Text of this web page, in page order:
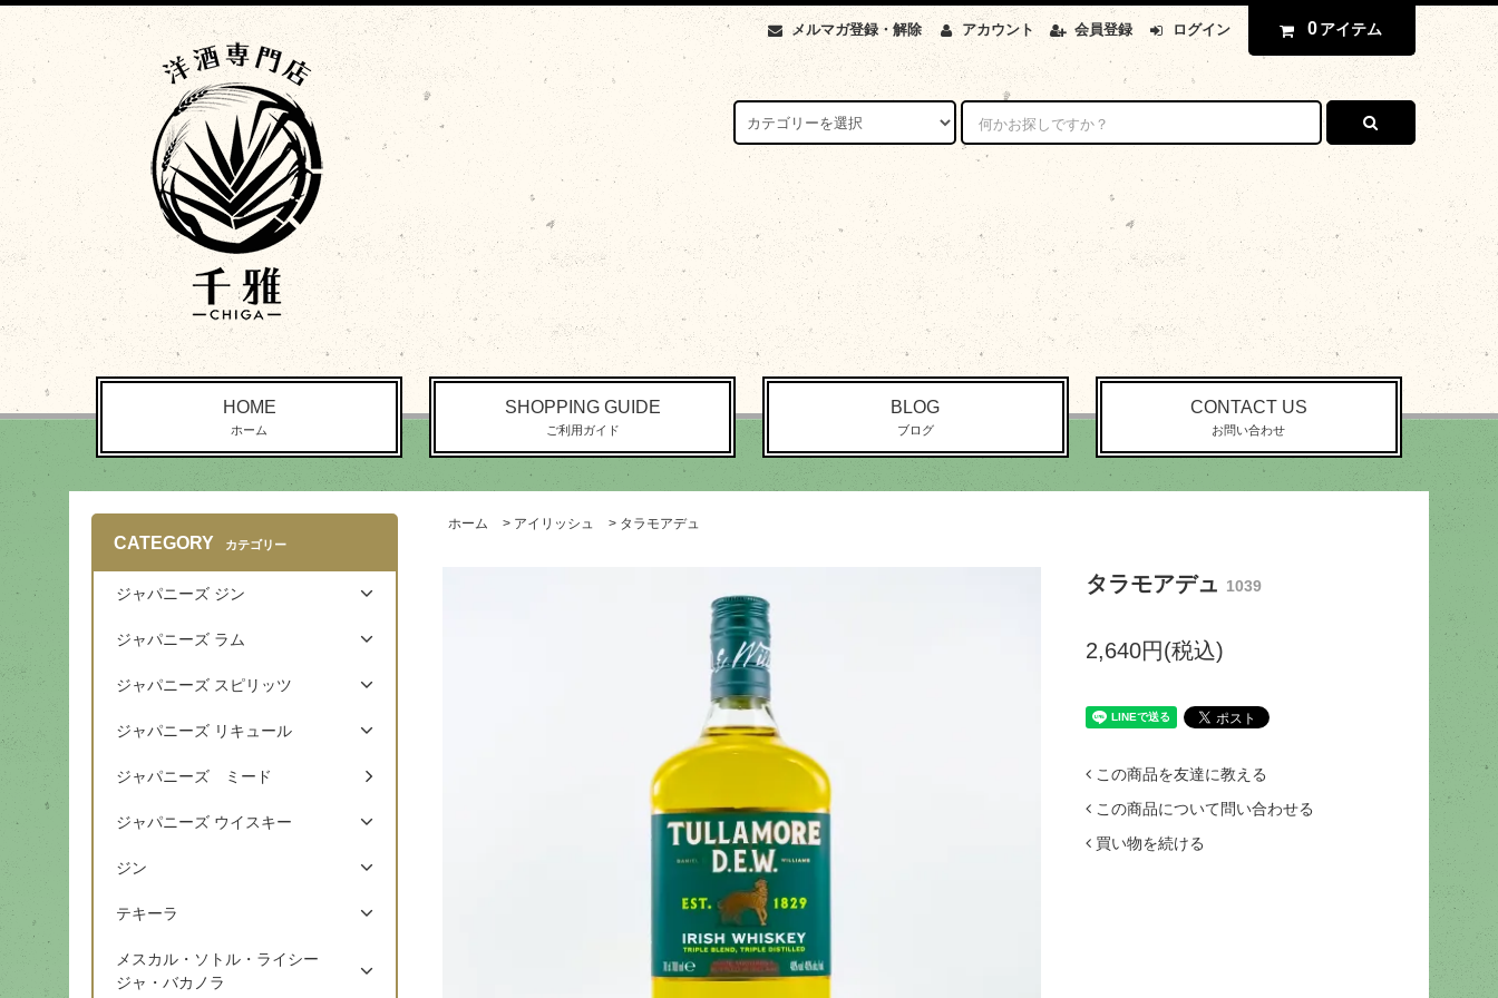
メルマガ登録・解除 アカウント 会員登録 ログイン 0 アイテム
HOME
ホーム
SHOPPING GUIDE
ご利用ガイド
BLOG
ブログ
CONTACT US
お問い合わせ
ホーム > アイリッシュ > タラモアデュ
タラモアデュ 1039
2,640円(税込)
この商品を友達に教える
この商品について問い合わせる
買い物を続ける
CATEGORY カテゴリー
ジャパニーズ ジン
ジャパニーズ ラム
ジャパニーズ スピリッツ
ジャパニーズ リキュール
ジャパニーズ ミード
ジャパニーズ ウイスキー
ジン
テキーラ
メスカル・ソトル・ライシー
ジャ・バカノラ